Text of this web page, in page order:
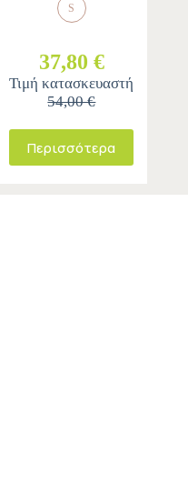
S
37,80 €
Τιμή κατασκευαστή
54,00 €
Περισσότερα